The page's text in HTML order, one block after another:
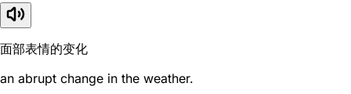
面部表情的变化
an abrupt change in the weather.